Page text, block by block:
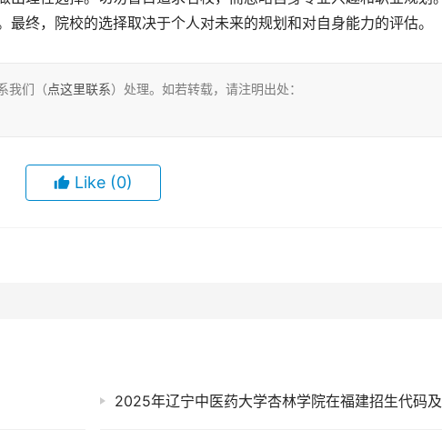
终，院校的选择取决于个人对未来的规划和对自身能力的评估。
我们（点这里联系）处理。如若转载，请注明出处：
Like (0)